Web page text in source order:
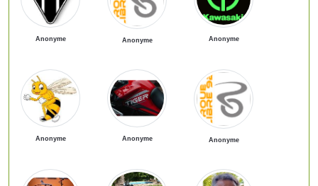
Anonyme Anonyme Anonyme
Anonyme Anonyme Anonyme